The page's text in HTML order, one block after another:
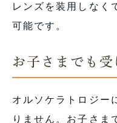
レンズを装用しなく
可能です。
お子さまでも
オルソケラトロジー
りません。お子さま